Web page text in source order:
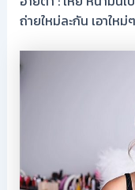
ถ่ายใหม่ละกัน เอาใหม่ๆ